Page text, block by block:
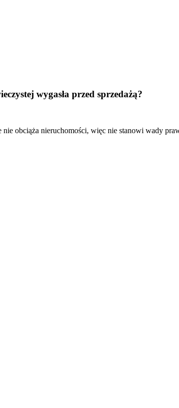
wygasła przed sprzedażą?
nie obciąża nieruchomości, więc nie stanowi wady